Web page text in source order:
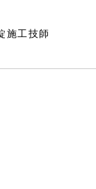
施工技師